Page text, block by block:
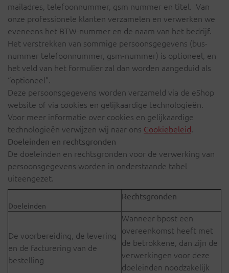
mailadres, telefoonnummer, gsm nummer en titel. Van
onze professionele klanten verzamelen en verwerken we
eveneens het BTW-nummer en de naam van het bedrijf.
Het verstrekken van sommige persoonsgegevens (bus-
nummer telefoonnummer, gsm-nummer) is optioneel, en
het veld van het formulier zal dan worden aangeduid als
“optioneel”.
Deze persoonsgegevens worden verzameld via de eShop
website of via cookies en gelijkaardige technologieën.
Voor meer informatie over cookies en gelijkaardige
technologieën verwijzen wij naar ons Cookiebeleid.
Doeleinden en rechtsgronden
De doeleinden en rechtsgronden voor de verwerking van
persoonsgegevens worden in onderstaande tabel
uiteengezet.
Doeleinden
Rechtsgronden
De voorbereiding, de levering
en de facturering van de
bestelling
Wanneer bpost een
overeenkomst heeft met
de betrokkene, dan zijn de
verwerkingen voor deze
doeleinden noodzakelijk